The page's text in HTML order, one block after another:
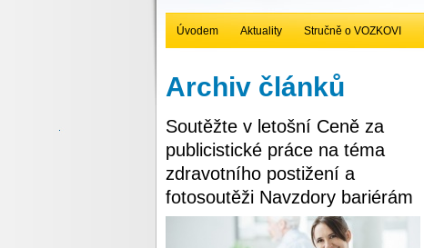
Úvodem Aktuality Stručně o VOZKOVI
Archiv článků
Soutěžte v letošní Ceně za
publicistické práce na téma
zdravotního postižení a
fotosoutěži Navzdory bariérám